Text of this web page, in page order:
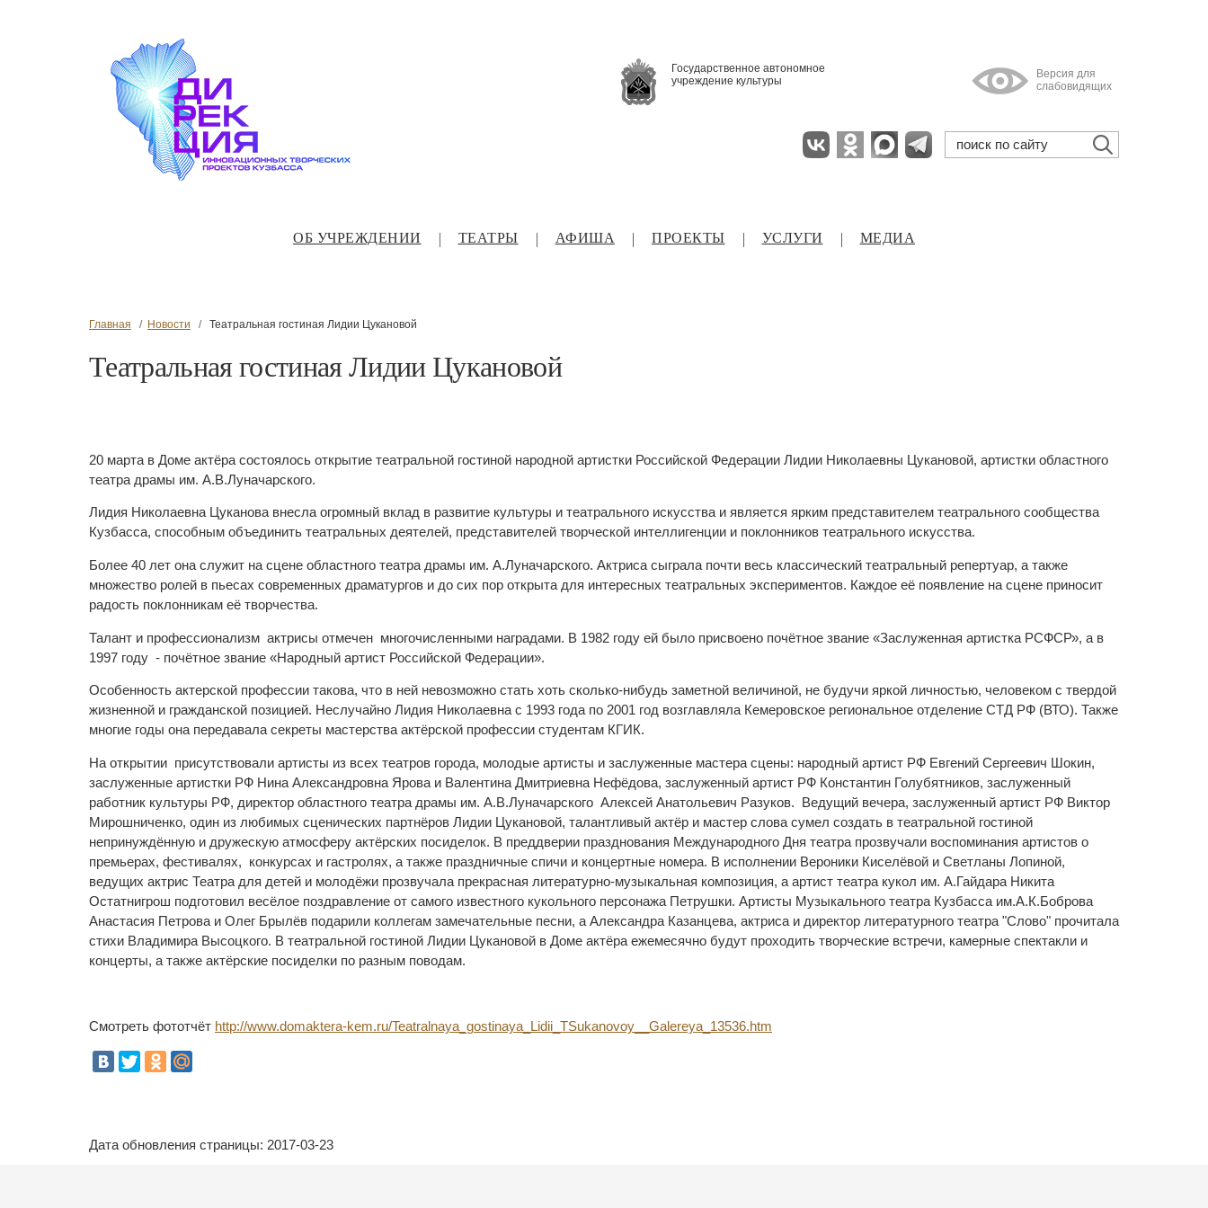
Государственное автономное
учреждение культуры
Версия для
слабовидящих
ОБ УЧРЕЖДЕНИИ ТЕАТРЫ АФИША ПРОЕКТЫ УСЛУГИ МЕДИА
Главная Новости Театральная гостиная Лидии Цукановой
Театральная гостиная Лидии Цукановой
20 марта в Доме актёра состоялось открытие театральной гостиной народной артистки Российской Федерации Лидии Николаевны Цукановой, артистки областного
театра драмы им. А.В.Луначарского.
Лидия Николаевна Цуканова внесла огромный вклад в развитие культуры и театрального искусства и является ярким представителем театрального сообщества
Кузбасса, способным объединить театральных деятелей, представителей творческой интеллигенции и поклонников театрального искусства.
Более 40 лет она служит на сцене областного театра драмы им. А.Луначарского. Актриса сыграла почти весь классический театральный репертуар, а также
множество ролей в пьесах современных драматургов и до сих пор открыта для интересных театральных экспериментов. Каждое её появление на сцене приносит
радость поклонникам её творчества.
Талант и профессионализм актрисы отмечен многочисленными наградами. В 1982 году ей было присвоено почётное звание «Заслуженная артистка РСФСР», а в
1997 году - почётное звание «Народный артист Российской Федерации».
Особенность актерской профессии такова, что в ней невозможно стать хоть сколько-нибудь заметной величиной, не будучи яркой личностью, человеком с твердой
жизненной и гражданской позицией. Неслучайно Лидия Николаевна с 1993 года по 2001 год возглавляла Кемеровское региональное отделение СТД РФ (ВТО). Также
многие годы она передавала секреты мастерства актёрской профессии студентам КГИК.
На открытии присутствовали артисты из всех театров города, молодые артисты и заслуженные мастера сцены: народный артист РФ Евгений Сергеевич Шокин,
заслуженные артистки РФ Нина Александровна Ярова и Валентина Дмитриевна Нефёдова, заслуженный артист РФ Константин Голубятников, заслуженный
работник культуры РФ, директор областного театра драмы им. А.В.Луначарского Алексей Анатольевич Разуков. Ведущий вечера, заслуженный артист РФ Виктор
Мирошниченко, один из любимых сценических партнёров Лидии Цукановой, талантливый актёр и мастер слова сумел создать в театральной гостиной
непринуждённую и дружескую атмосферу актёрских посиделок. В преддверии празднования Международного Дня театра прозвучали воспоминания артистов о
премьерах, фестивалях, конкурсах и гастролях, а также праздничные спичи и концертные номера. В исполнении Вероники Киселёвой и Светланы Лопиной,
ведущих актрис Театра для детей и молодёжи прозвучала прекрасная литературно-музыкальная композиция, а артист театра кукол им. А.Гайдара Никита
Остатнигрош подготовил весёлое поздравление от самого известного кукольного персонажа Петрушки. Артисты Музыкального театра Кузбасса им.А.К.Боброва
Анастасия Петрова и Олег Брылёв подарили коллегам замечательные песни, а Александра Казанцева, актриса и директор литературного театра "Слово" прочитала
стихи Владимира Высоцкого. В театральной гостиной Лидии Цукановой в Доме актёра ежемесячно будут проходить творческие встречи, камерные спектакли и
концерты, а также актёрские посиделки по разным поводам.
Смотреть фототчёт http://www.domaktera-kem.ru/Teatralnaya_gostinaya_Lidii_TSukanovoy__Galereya_13536.htm
Дата обновления страницы: 2017-03-23